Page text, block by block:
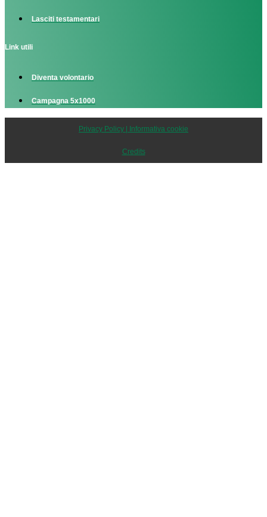
Lasciti testamentari
Link utili
Diventa volontario
Campagna 5x1000
Privacy Policy | Informativa cookie
Credits